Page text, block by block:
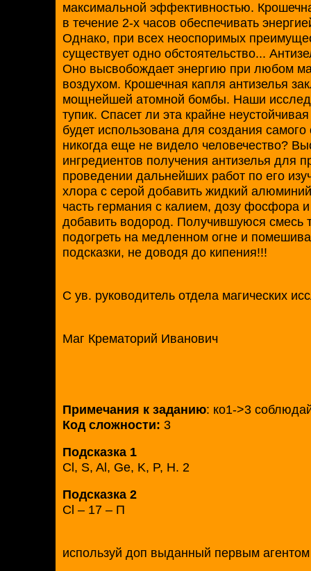
максимальной эффективностью.
в течение 2-х часов обеспечивать
Однако, при всех неоспоримых
существует одно обстоятельство...
Оно высвобождает энергию при любом
воздухом. Крошечная капля антизелья
мощнейшей атомной бомбы. Наши
тупик. Спасет ли эта крайне
будет использована для создания
никогда еще не видело человечество?
ингредиентов получения антизелья для
проведении дальнейших работ по его
хлора с серой добавить жидкий
часть германия с калием, дозу фосфора и
добавить водород. Получившуюся смесь
подогреть на медленном огне и
подсказки, не доводя до кипения!!!
С ув. руководитель отдела магических
Маг Крематорий Иванович
Примечания к заданию: ко1->3
Код сложности: 3
Подсказка 1
Cl, S, Al, Ge, K, P, H. 2
Подсказка 2
Cl – 17 – П
используй доп выданный первым агентом